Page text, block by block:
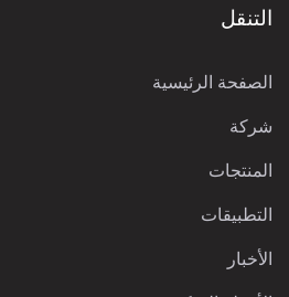
التنقل
الصفحة الرئيسية
شركة
المنتجات
التطبيقات
الأخبار